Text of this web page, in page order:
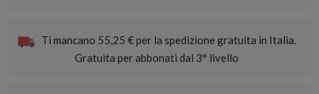
Ti mancano 55,25 € per la spedizione gratuita in Italia.
Gratuita per abbonati dal 3° livello